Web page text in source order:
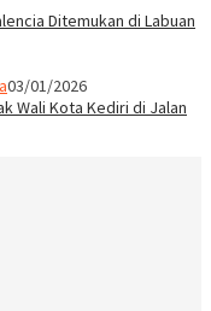
Ditemukan di Labuan
03/01/2026
Wali Kota Kediri di Jalan